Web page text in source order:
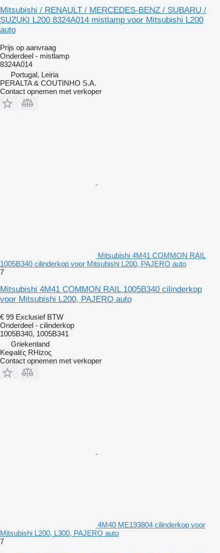
Mitsubishi / RENAULT / MERCEDES-BENZ / SUBARU /
SUZUKI L200 8324A014 mistlamp voor Mitsubishi L200
auto
Prijs op aanvraag
Onderdeel - mistlamp
8324A014
Portugal, Leiria
PERALTA & COUTINHO S.A.
Contact opnemen met verkoper
Mitsubishi 4M41 COMMON RAIL
1005B340 cilinderkop voor Mitsubishi L200, PAJERO auto
7
Mitsubishi 4M41 COMMON RAIL 1005B340 cilinderkop
voor Mitsubishi L200, PAJERO auto
€ 99 Exclusief BTW
Onderdeel - cilinderkop
1005B340, 1005B341
Griekenland
Keφalές RHίzoς
Contact opnemen met verkoper
4M40 ME193804 cilinderkop voor
Mitsubishi L200, L300, PAJERO auto
7